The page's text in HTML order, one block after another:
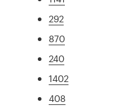
292
870
240
1402
408